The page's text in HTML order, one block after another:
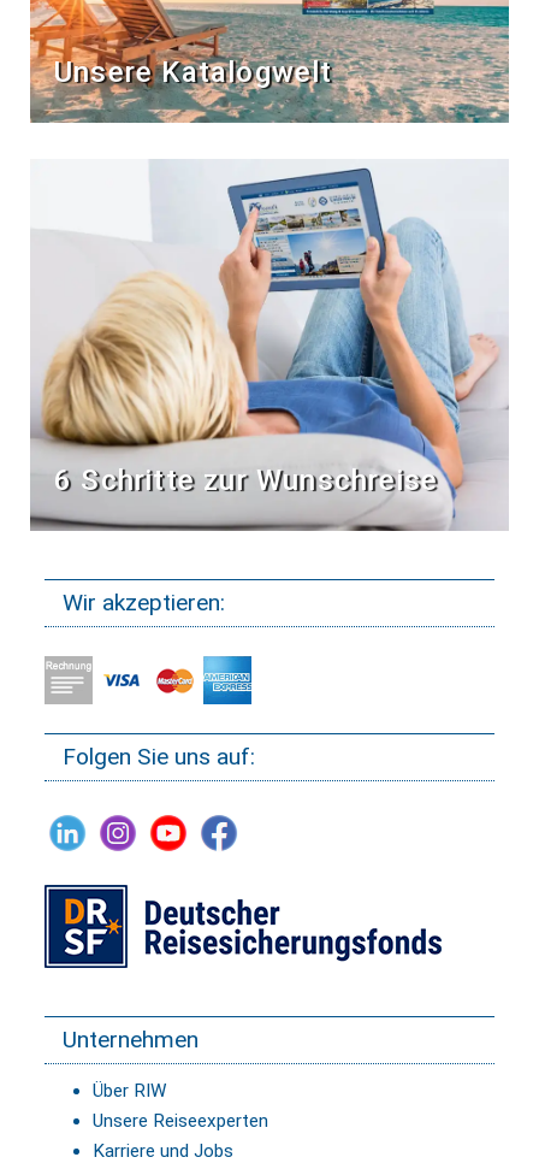
Unsere Katalogwelt
6 Schritte zur Wunschreise
Wir akzeptieren:
Folgen Sie uns auf:
Unternehmen
Über RIW
Unsere Reiseexperten
Karriere und Jobs